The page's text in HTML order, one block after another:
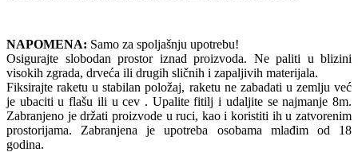
NAPOMENA: Samo za spoljašnju upotrebu!
Osigurajte slobodan prostor iznad proizvoda. Ne paliti u blizini
visokih zgrada, drveća ili drugih sličnih i zapaljivih materijala.
Fiksirajte raketu u stabilan položaj, raketu ne zabadati u zemlju već
je ubaciti u flašu ili u cev . Upalite fitilj i udaljite se najmanje 8m.
Zabranjeno je držati proizvode u ruci, kao i koristiti ih u zatvorenim
prostorijama. Zabranjena je upotreba osobama mlađim od 18
godina.